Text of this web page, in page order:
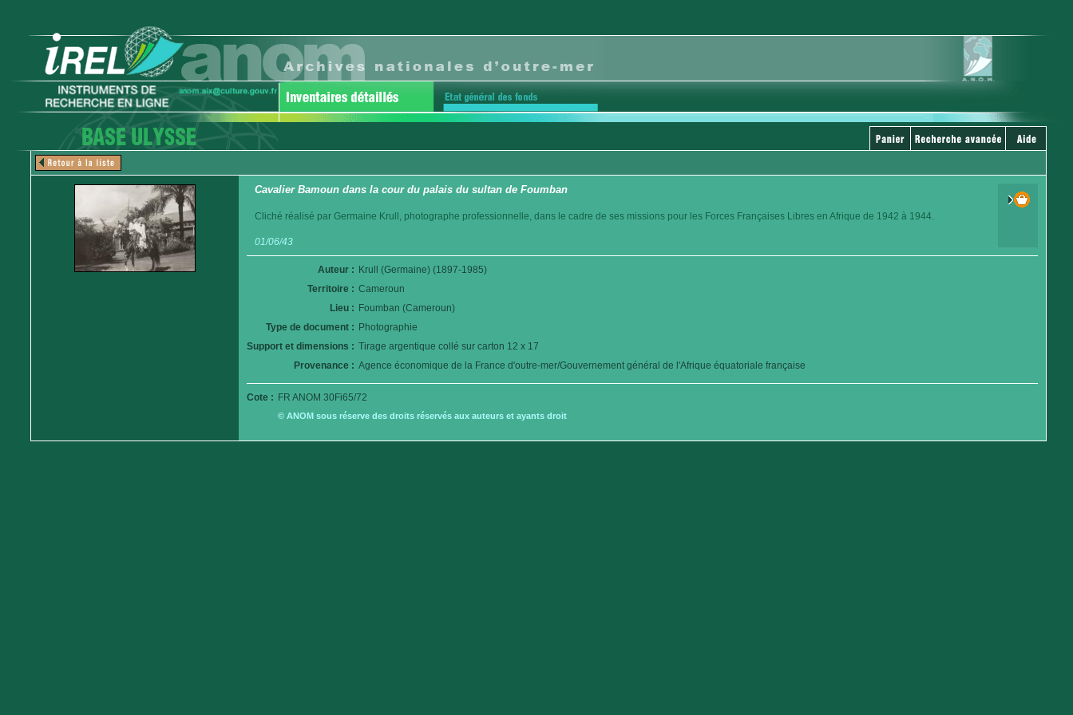
Cavalier Bamoun dans la cour du palais du sultan de Foumban
Cliché réalisé par Germaine Krull, photographe professionnelle, dans le cadre de ses missions pour les Forces Françaises Libres en Afrique de 1942 à 1944.
01/06/43
Auteur : Krull (Germaine) (1897-1985)
Territoire : Cameroun
Lieu : Foumban (Cameroun)
Type de document : Photographie
Support et dimensions : Tirage argentique collé sur carton 12 x 17
Provenance : Agence économique de la France d'outre-mer/Gouvernement général de l'Afrique équatoriale française
Cote : FR ANOM 30Fi65/72
© ANOM sous réserve des droits réservés aux auteurs et ayants droit